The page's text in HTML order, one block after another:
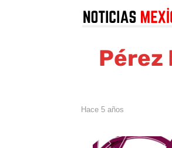
Pérez
hace 5 años